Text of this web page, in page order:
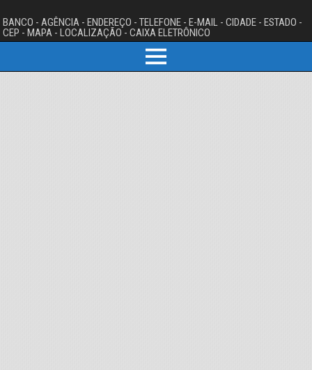
BANCO - AGÊNCIA - ENDEREÇO - TELEFONE - E-MAIL - CIDADE - ESTADO -
CEP - MAPA - LOCALIZAÇÃO - CAIXA ELETRÔNICO